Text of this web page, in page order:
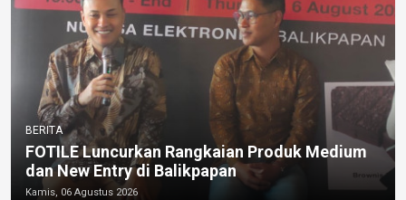
BERITA
FOTILE Luncurkan Rangkaian Produk Medium
dan New Entry di Balikpapan
Kamis, 06 Agustus 2026